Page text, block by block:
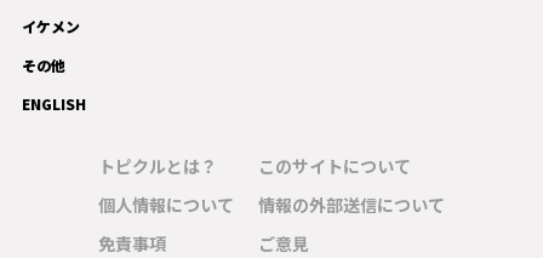
イケメン
その他
ENGLISH
トピクルとは？
個人情報について
免責事項
このサイトについて
情報の外部送信について
ご意見